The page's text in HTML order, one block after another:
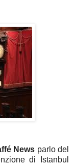
News parlo del
di Istanbul